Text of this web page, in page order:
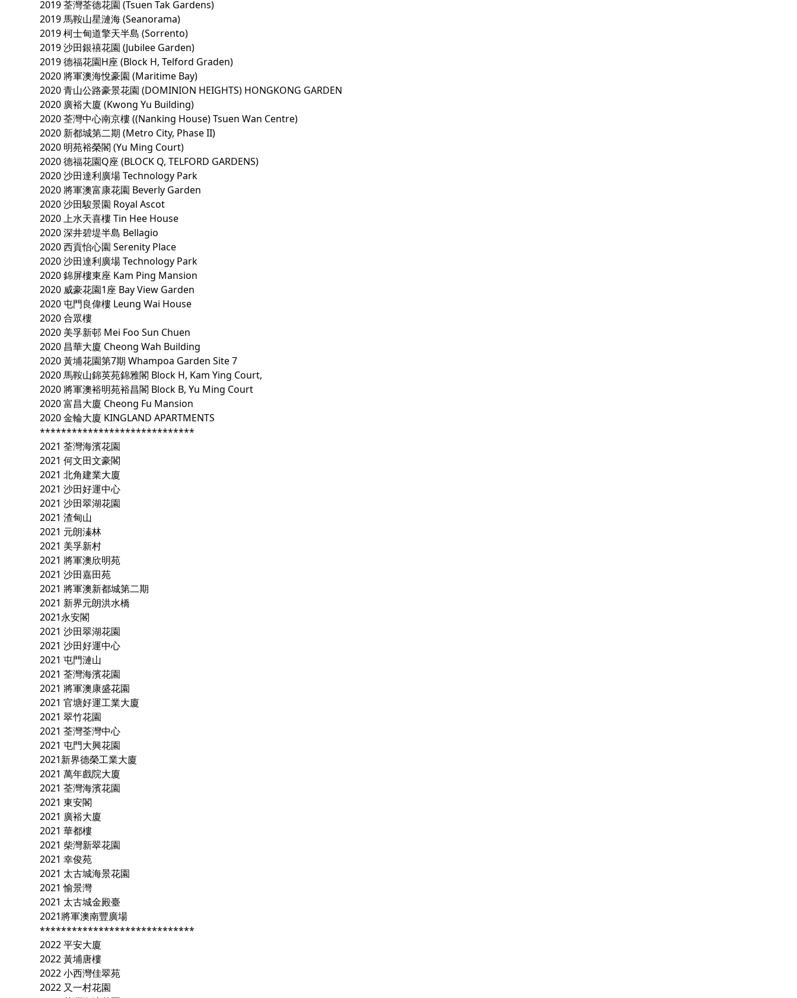
2019 荃灣荃德花園 (Tsuen Tak Gardens)
2019 馬鞍山星漣海 (Seanorama)
2019 柯士甸道擎天半島 (Sorrento)
2019 沙田銀禧花園 (Jubilee Garden)
2019 德福花園H座 (Block H, Telford Graden)
2020 將軍澳海悅豪園 (Maritime Bay)
2020 青山公路豪景花園 (DOMINION HEIGHTS) HONGKONG GARDEN
2020 廣裕大廈 (Kwong Yu Building)
2020 荃灣中心南京樓 ((Nanking House) Tsuen Wan Centre)
2020 新都城第二期 (Metro City, Phase II)
2020 明苑裕榮閣 (Yu Ming Court)
2020 德福花園Q座 (BLOCK Q, TELFORD GARDENS)
2020 沙田達利廣場 Technology Park
2020 將軍澳富康花園 Beverly Garden
2020 沙田駿景園 Royal Ascot
2020 上水天喜樓 Tin Hee House
2020 深井碧堤半島 Bellagio
2020 西貢怡心園 Serenity Place
2020 沙田達利廣場 Technology Park
2020 錦屏樓東座 Kam Ping Mansion
2020 威豪花園1座 Bay View Garden
2020 屯門良偉樓 Leung Wai House
2020 合眾樓
2020 美孚新邨 Mei Foo Sun Chuen
2020 昌華大廈 Cheong Wah Building
2020 黃埔花園第7期 Whampoa Garden Site 7
2020 馬鞍山錦英苑錦雅閣 Block H, Kam Ying Court,
2020 將軍澳裕明苑裕昌閣 Block B, Yu Ming Court
2020 富昌大廈 Cheong Fu Mansion
2020 金輪大廈 KINGLAND APARTMENTS
*****************************
2021 荃灣海濱花園
2021 何文田文豪閣
2021 北角建業大廈
2021 沙田好運中心
2021 沙田翠湖花園
2021 渣甸山
2021 元朗溱林
2021 美孚新村
2021 將軍澳欣明苑
2021 沙田嘉田苑
2021 將軍澳新都城第二期
2021 新界元朗洪水橋
2021永安閣
2021 沙田翠湖花園
2021 沙田好運中心
2021 屯門漣山
2021 荃灣海濱花園
2021 將軍澳康盛花園
2021 官塘好運工業大廈
2021 翠竹花園
2021 荃灣荃灣中心
2021 屯門大興花園
2021新界德榮工業大廈
2021 萬年戲院大廈
2021 荃灣海濱花園
2021 東安閣
2021 廣裕大廈
2021 華都樓
2021 柴灣新翠花園
2021 幸俊苑
2021 太古城海景花園
2021 愉景灣
2021 太古城金殿臺
2021將軍澳南豐廣場
*****************************
2022 平安大廈
2022 黃埔唐樓
2022 小西灣佳翠苑
2022 又一村花園